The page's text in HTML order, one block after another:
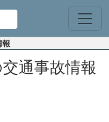
報
通事故情報